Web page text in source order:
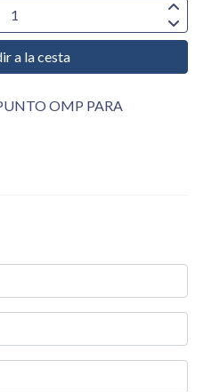
a la cesta
OMP PARA